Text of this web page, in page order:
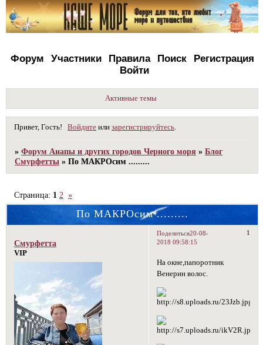
Форум Участники Правила Поиск
Регистрация
Войти
Активные темы
Привет, Гость! Войдите илизарегистрируйтесь
»Форум Анапы и других городов Черного моря »Блог
Смурфетты »По МАКРОсим .........
По МАКРОсим .........
Страница: 1 2 »
Поделиться 1
20-08-
2018 09:58:15
Смурфетта
VIP
На окне,папоротник
Венерин волос.